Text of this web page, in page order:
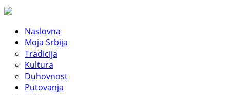
Naslovna
Moja Srbija
Tradicija
Kultura
Duhovnost
Putovanja